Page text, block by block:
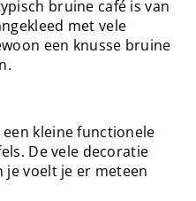
bruine café is van
met vele
een knusse bruine
kleine functionele
De vele decoratie
je voelt je er meteen